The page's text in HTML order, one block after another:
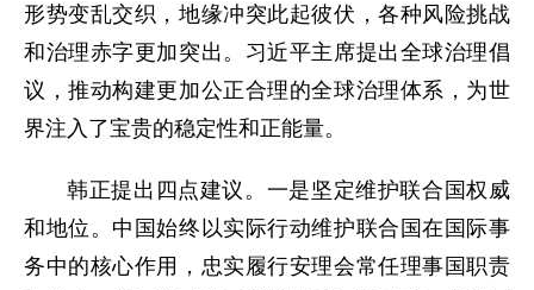
形势变乱交织，地缘冲突此起彼伏，各种风险挑战
和治理赤字更加突出。习近平主席提出全球治理倡
议，推动构建更加公正合理的全球治理体系，为世
界注入了宝贵的稳定性和正能量。
韩正提出四点建议。一是坚定维护联合国权威
和地位。中国始终以实际行动维护联合国在国际事
务中的核心作用，忠实履行安理会常任理事国职责